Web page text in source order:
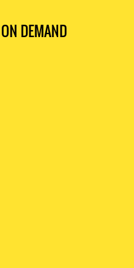
DEMAND